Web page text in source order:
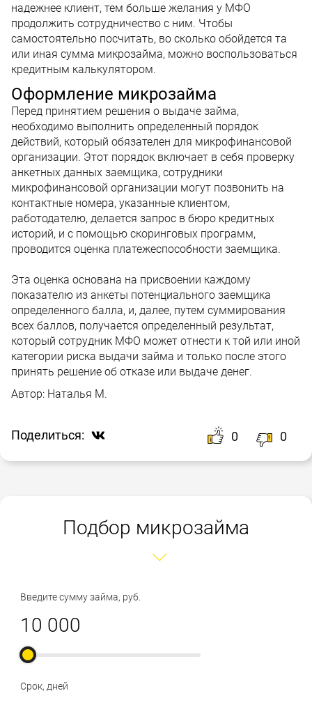
надежнее клиент, тем больше желания у МФО
продолжить сотрудничество с ним. Чтобы
самостоятельно посчитать, во сколько обойдется та
или иная сумма микрозайма, можно воспользоваться
кредитным калькулятором.
Оформление микрозайма
Перед принятием решения о выдаче займа,
необходимо выполнить определенный порядок
действий, который обязателен для микрофинансовой
организации. Этот порядок включает в себя проверку
анкетных данных заемщика, сотрудники
микрофинансовой организации могут позвонить на
контактные номера, указанные клиентом,
работодателю, делается запрос в бюро кредитных
историй, и с помощью скоринговых программ,
проводится оценка платежеспособности заемщика.
Эта оценка основана на присвоении каждому
показателю из анкеты потенциального заемщика
определенного балла, и, далее, путем суммирования
всех баллов, получается определенный результат,
который сотрудник МФО может отнести к той или иной
категории риска выдачи займа и только после этого
принять решение об отказе или выдаче денег.
Автор: Наталья М.
Поделиться: 0 0
Подбор микрозайма
Введите сумму займа, руб.
Срок, дней